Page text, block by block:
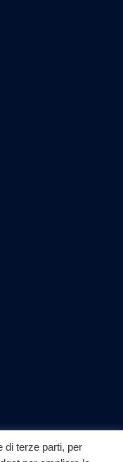
di terze parti, per